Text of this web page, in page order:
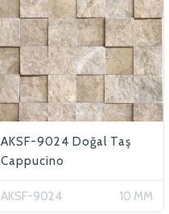
AKSF-9024 Doğal Taş
Cappucino
AKSF-9024 10 MM